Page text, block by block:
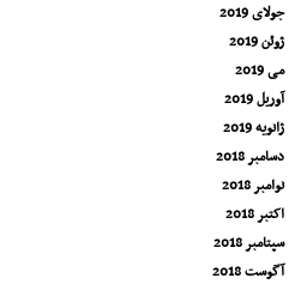
جولای 2019
ژوئن 2019
می 2019
آوریل 2019
ژانویه 2019
دسامبر 2018
نوامبر 2018
اکتبر 2018
سپتامبر 2018
آگوست 2018